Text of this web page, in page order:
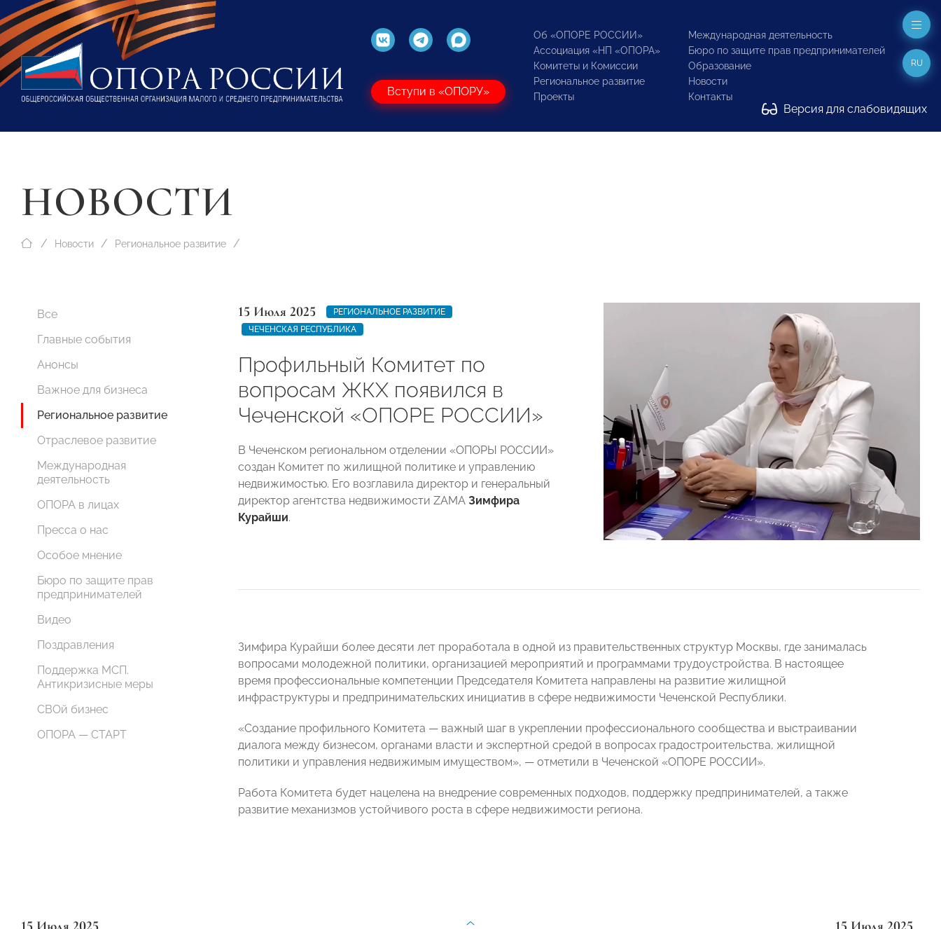
Вступи в «ОПОРУ»
Об «ОПОРЕ РОССИИ»
Ассоциация «НП «ОПОРА»
Комитеты и Комиссии
Региональное развитие
Проекты
Международная деятельность
Бюро по защите прав предпринимателей
Образование
Новости
Контакты
Версия для слабовидящих
RU
НОВОСТИ
Новости Региональное развитие
Все
Главные события
Анонсы
Важное для бизнеса
Региональное развитие
Отраслевое развитие
Международная
деятельность
ОПОРА в лицах
Пресса о нас
Особое мнение
Бюро по защите прав
предпринимателей
Видео
Поздравления
Поддержка МСП.
Антикризисные меры
СВОй бизнес
ОПОРА — СТАРТ
15 Июля 2025
РЕГИОНАЛЬНОЕ РАЗВИТИЕ
ЧЕЧЕНСКАЯ РЕСПУБЛИКА
Профильный Комитет по
вопросам ЖКХ появился в
Чеченской «ОПОРЕ РОССИИ»
В Чеченском региональном отделении «ОПОРЫ РОССИИ»
создан Комитет по жилищной политике и управлению
недвижимостью. Его возглавила директор и генеральный
директор агентства недвижимости ZAMA Зимфира
Курайши.
Зимфира Курайши более десяти лет проработала в одной из правительственных структур Москвы, где занималась
вопросами молодежной политики, организацией мероприятий и программами трудоустройства. В настоящее
время профессиональные компетенции Председателя Комитета направлены на развитие жилищной
инфраструктуры и предпринимательских инициатив в сфере недвижимости Чеченской Республики.
«Создание профильного Комитета — важный шаг в укреплении профессионального сообщества и выстраивании
диалога между бизнесом, органами власти и экспертной средой в вопросах градостроительства, жилищной
политики и управления недвижимым имуществом», — отметили в Чеченской «ОПОРЕ РОССИИ».
Работа Комитета будет нацелена на внедрение современных подходов, поддержку предпринимателей, а также
развитие механизмов устойчивого роста в сфере недвижимости региона.